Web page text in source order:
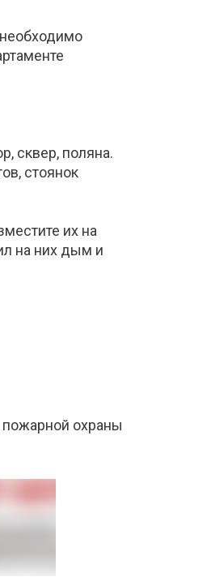
сквер, поляна.
стоянок
их на
на них дым и
охраны